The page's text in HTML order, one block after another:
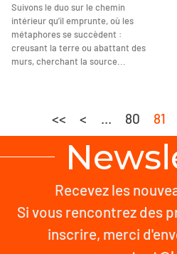
Suivons le duo sur le chemin
intérieur qu’il emprunte, où les
métaphores se succèdent :
creusant la terre ou abattant des
murs, cherchant la source...
<< < ... 80 81
Recevez les
Si vous rencontrez des
inscrire, merci